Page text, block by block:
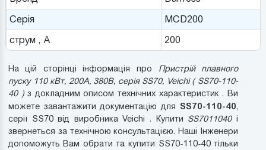
Серія
MCD200
струм , А
200
На цій сторінці інформація про Пристрій плавного
пуску 110 кВт, 200А, 380В, серія SS70, Veichi ( SS70-110-
40 )з докладним описом технічних характеристик . Ви
можете завантажити документацію для SS70-110-40,
серії SS70 від виробника Veichi . Купити SS7011040і
звернеться за технічною консультацією. Наші Інженери
допоможуть Вам обрати та купити SS70-110-40 тільки